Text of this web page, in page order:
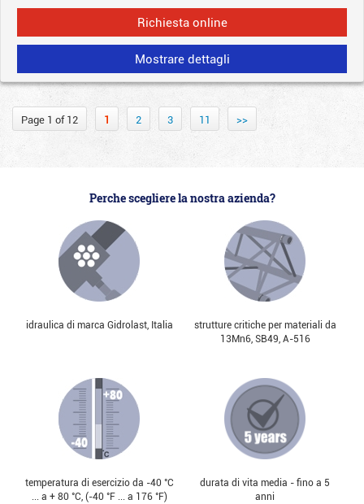
Richiesta online
Mostrare dettagli
Page 1 of 12 1 2 3 11 >>
Perche scegliere la nostra azienda?
idraulica di marca Gidrolast, Italia
strutture critiche per materiali da
13Mn6, SB49, А-516
temperatura di esercizio da -40 °С
... a + 80 °С, (-40 °F ... a 176 °F)
durata di vita media - fino a 5
anni